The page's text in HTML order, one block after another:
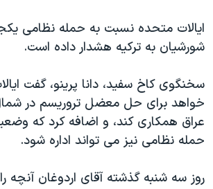
همایش محافظه‌کاران آمریکا «سی‌پک»
صفحه‌های ویژه
سفر پرزیدنت ترامپ به چین
ايالات متحده نسبت به حمله نظامی
شورشيان به ترکيه هشدار داده است.
سخنگوی کاخ سفيد، دانا پرينو، گفت
خواهد برای حل معضل تروريسم در
عراق همکاری کند، و اضافه کرد که
حمله نظامی نيز می تواند اداره شود.
روز سه شنبه گذشته آقای اردوغان آنچه